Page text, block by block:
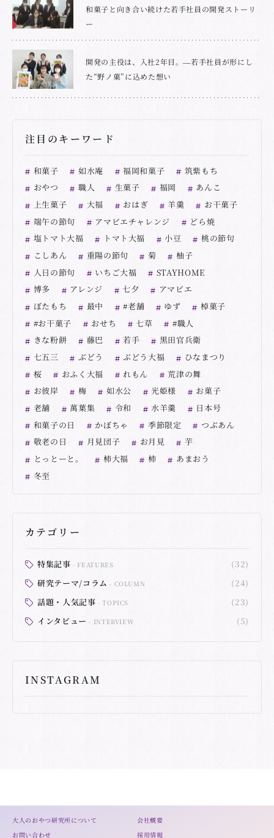
和菓子と向き合い続けた若手社員の開発ストーリ
ー
開発の主役は、入社2年目。―若手社員が形にし
た“野ノ菓”に込めた想い
注目のキーワード
和菓子 如水庵 福岡和菓子
筑紫もち
おやつ
職人 生菓子 福岡
あんこ
上生菓子
大福 おはぎ 羊羹
お干菓子
端午の節句
アマビエチャレンジ
どら焼
塩トマト大福
トマト大福 小豆
桃の節句
こしあん
重陽の節句 菊
柚子
人日の節句
いちご大福
STAYHOME
博多
アレンジ 七夕
アマビエ
ぼたもち
最中 #老舗 ゆず
棹菓子
#お干菓子
おせち 七草
#職人
きな粉餅
藤巴 若手
黒田官兵衛
七五三
ぶどう ぶどう大福
ひなまつり
桜
おふく大福 れもん
荒津の舞
お彼岸
梅 如水公 光姫様
お菓子
老舗
萬葉集 令和 水羊羹
日本号
和菓子の日
かぼちゃ 季節限定
つぶあん
敬老の日
月見団子 お月見
芋
とっとーと。
柿大福 柿
あまおう
冬至
カテゴリー
特集記事 FEATURES
(32)
研究テーマ/コラム
COLUMN
(24)
話題・人気記事
TOPICS
(23)
インタビュー
INTERVIEW (5)
INSTAGRAM
大人のおやつ研究所について
会社概要
お問い合わせ
採用情報